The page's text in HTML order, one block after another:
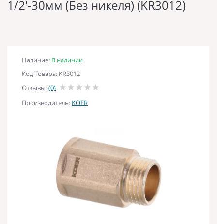
1/2'-30мм (Без никеля) (KR3012)
Наличие: В наличии
Код Товара: KR3012
Отзывы:(0)
Производитель: KOER